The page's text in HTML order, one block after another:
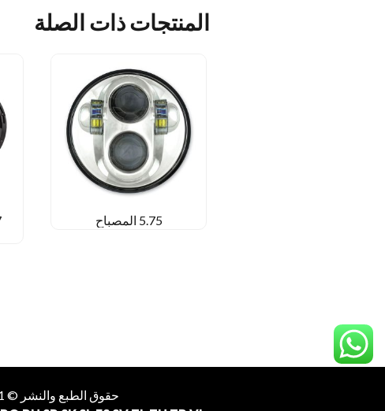
المنتجات ذات الصلة
5.75 المصباح
حقوق الطبع والنشر © 2011-2025